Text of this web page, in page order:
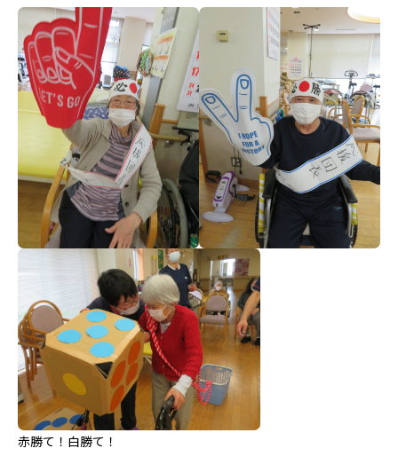
赤勝て！白勝て！